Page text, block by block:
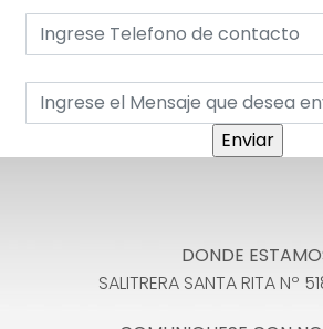
DONDE
SALITRERA SANTA RITA Nº